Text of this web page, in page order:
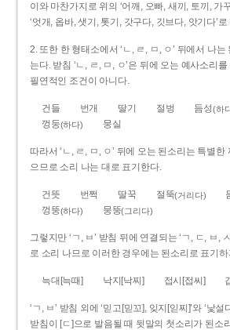
이와 마찬가지로 위의 ‘어깨, 오빠, 새끼, 토끼, 가
‘엇개, 옵바, 샛기, 톳기, 갓구다, 깃브다, 앗기다’
2. 또한 한 형태소에서 ‘ㄴ, ㄹ, ㅁ, ㅇ’ 뒤에서 나
는다. 받침 ‘ㄴ, ㄹ, ㅁ, ㅇ’은 뒤에 오는 예사소리
필연적인 조건이 아니다.
건들 번개 딸기 절벙 듬성(하
껑둥(하다) 뭉실
따라서 ‘ㄴ, ㄹ, ㅁ, ㅇ’ 뒤에 오는 된소리는 특별한
으므로 소리 나는 대로 표기한다.
건뜻 번쩍 딸꾹 절뚝(거리다)
껑뚱(하다) 뭉뚱(그리다)
그렇지만 ‘ㄱ, ㅂ’ 받침 뒤에 연결되는 ‘ㄱ, ㄷ, ㅂ,
로 소리 나므로 이러한 경우에는 된소리로 표기
늑대[늑때] 낙지[낙찌] 접시[접씨]
‘ㄱ, ㅂ’ 받침 외에 ‘믿고[믿꼬], 잊지[읻찌]’와 ‘낯
받침이 [ㄷ]으로 발음될 때 뒷말의 첫소리가 된소